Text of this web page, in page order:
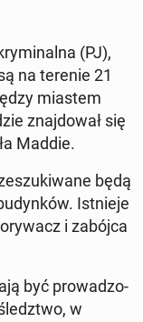
(PJ),
na terenie 21
miastem
znaj­do­wał się
Maddie.
będą
Ist­nie­je
i zabójca
być pro­wa­dzo­
w